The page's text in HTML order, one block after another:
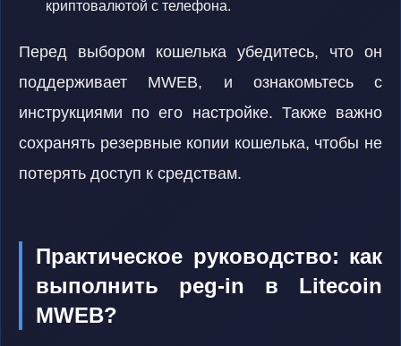
криптовалютой с телефона.
Перед выбором кошелька убедитесь, что он
поддерживает MWEB, и ознакомьтесь с
инструкциями по его настройке. Также важно
сохранять резервные копии кошелька, чтобы не
потерять доступ к средствам.
Практическое руководство: как
выполнить peg-in в Litecoin
MWEB?